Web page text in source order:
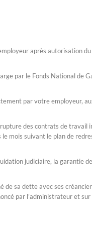
après autorisation
par le Fonds National de
par votre employeur,
rupture des contrats de travail
mois suivant le plan de
judiciaire, la garantie de
de sa dette avec ses
par l’administrateur et